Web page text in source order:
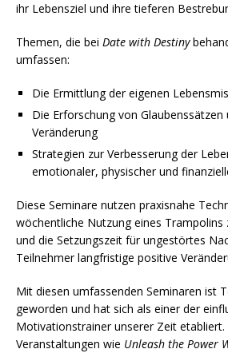
ihr Lebensziel und ihre tieferen
Themen, die bei Date with Destiny
umfassen:
Die Ermittlung der eigenen
Die Erforschung von Glaubenssätzen
Veränderung
Strategien zur Verbesserung der
emotionaler, physischer und
Diese Seminare nutzen praxisnahe
wöchentliche Nutzung eines Trampolins
und die Setzungszeit für ungestörtes
Teilnehmer langfristige positive
Mit diesen umfassenden Seminaren ist
geworden und hat sich als einer der
Motivationstrainer unserer Zeit etabliert.
Veranstaltungen wie Unleash the Power